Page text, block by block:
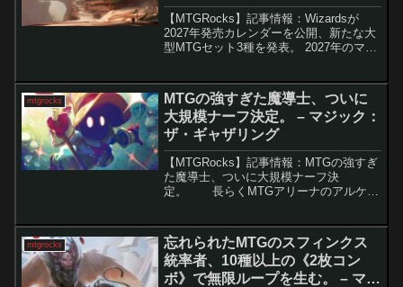
ザリング
【MTGRocks】記事情報：Wizardsが
2027年発売カレンダーを公開、新たな大
型MTGセット3種を発表。 2027年のマジ
にて、2027年に発...
mtgrocks
MTGの強すぎた魔導士、ついに
大規模ナーフ決定。 – マジック：
ザ・ギャザリング
【MTGRocks】記事情報：MTGの強すぎ
た魔導士、ついに大規模ナーフ決
定。 長らくMTGアリーナのアルケミ
た。11月10日に予定されているスタンダ
ードの禁止...
mtgrocks
忘れられたMTGのスフィンクス
統率者、10種以上の《2枚コン
ボ》で無限ループを生む。 – マジ